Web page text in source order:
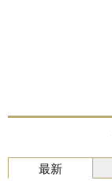
最新